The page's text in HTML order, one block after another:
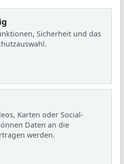
Schulzeitung
Sicherheit und das
Karten oder Social-
Daten an die
werden.